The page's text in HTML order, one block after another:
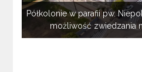
Półkolonie w parafii pw.
możliwość zwiedzania